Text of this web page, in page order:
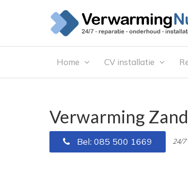
Home CV installatie
Verwarming
Bel: 085 500 1669 24/7